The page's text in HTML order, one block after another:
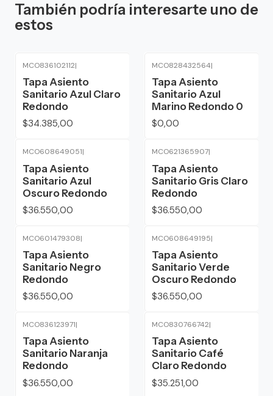
También podría interesarte uno de
estos
MCO836102112|
Tapa Asiento
Sanitario Azul Claro
Redondo
$34.385,00
MCO828432564|
Tapa Asiento
Sanitario Azul
Marino Redondo 0
$0,00
MCO608649051|
Tapa Asiento
Sanitario Azul
Oscuro Redondo
$36.550,00
MCO621365907|
Tapa Asiento
Sanitario Gris Claro
Redondo
$36.550,00
MCO601479308|
Tapa Asiento
Sanitario Negro
Redondo
$36.550,00
MCO608649195|
Tapa Asiento
Sanitario Verde
Oscuro Redondo
$36.550,00
MCO836123971|
Tapa Asiento
Sanitario Naranja
Redondo
$36.550,00
MCO830766742|
Tapa Asiento
Sanitario Café
Claro Redondo
$35.251,00